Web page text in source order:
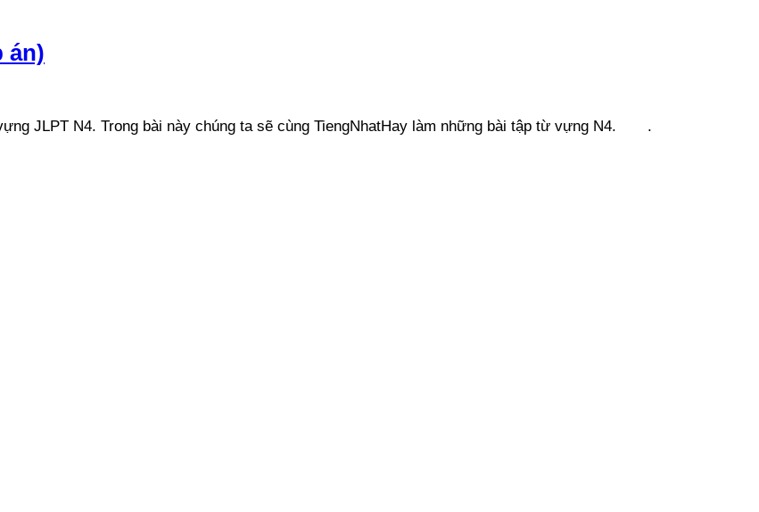
án)
JLPT N4. Trong bài này chúng ta sẽ cùng TiengNhatHay làm những bài tập từ vựng N4. .